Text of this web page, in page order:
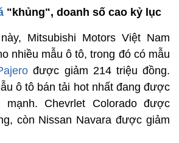
"khủng", doanh số cao kỷ lục
Mitsubishi Motors Việt Nam
nhiều mẫu ô tô, trong đó có mẫu
được giảm 214 triệu đồng.
ô tô bán tải hot nhất đang được
mạnh. Chevrlet Colorado được
còn Nissan Navara được giảm